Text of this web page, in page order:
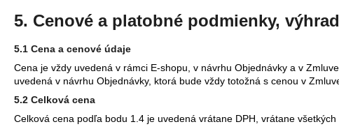
5. Cenové a platobné podmienky,
5.1 Cena a cenové údaje
Cena je vždy uvedená v rámci E-shopu, v návrhu Objednávky a v
uvedená v návrhu Objednávky, ktorá bude vždy totožná s cenou v
5.2 Celková cena
Celková cena podľa bodu 1.4 je uvedená vrátane DPH, vrátane